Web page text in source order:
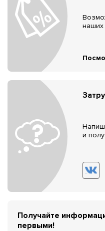
наших
и
Получайте
первыми!